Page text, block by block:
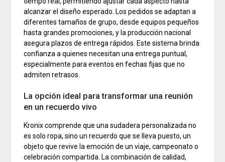
alcanzar el diseño esperado. Los pedidos se adaptan a
diferentes tamaños de grupo, desde equipos pequeños
hasta grandes promociones, y la producción nacional
asegura plazos de entrega rápidos. Este sistema brinda
confianza a quienes necesitan una entrega puntual,
especialmente para eventos en fechas fijas que no
admiten retrasos.
La opción ideal para transformar una reunión
en un recuerdo vivo
Kronix comprende que una sudadera personalizada no
es solo ropa, sino un recuerdo que se lleva puesto, un
objeto que revive la emoción de un viaje, campeonato o
celebración compartida. La combinación de calidad,